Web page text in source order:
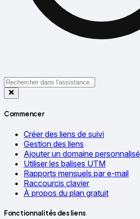
Commencer
Créer des liens de suivi
Gestion des liens
Ajouter un domaine personnalisé
Utiliser les balises UTM
Rapports mensuels par e-mail
Raccourcis clavier
À propos du plan gratuit
Fonctionnalités des liens